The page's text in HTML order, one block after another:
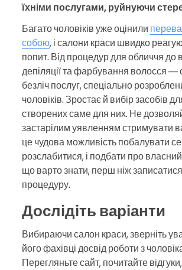
їхніми послугами, руйнуючи
Багато чоловіків уже оцінили
собою, і салони краси швидко
попит. Від процедур для обличчя до
депіляції та фарбування волосся —
безліч послуг, спеціально
чоловіків. Зростає й вибір засобів
створених саме для них. Не
застарілим уявленням стримувати
це чудова можливість побалувати
розслабитися, і подбати про
що варто знати, перш ніж
процедуру.
Дослідіть варіанти
Вибираючи салон краси, зверніть
його фахівці досвід роботи з
Перегляньте сайт, почитайте